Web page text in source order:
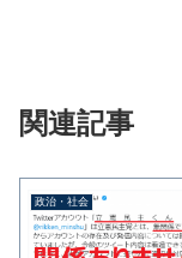
関連記事
政治・社会